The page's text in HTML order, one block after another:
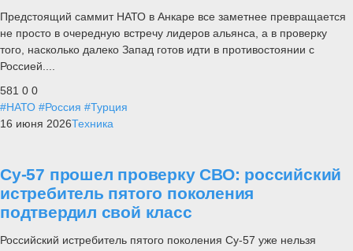
Предстоящий саммит НАТО в Анкаре все заметнее превращается
не просто в очередную встречу лидеров альянса, а в проверку
того, насколько далеко Запад готов идти в противостоянии с
Россией....
581 0 0
#НАТО #Россия #Турция
16 июня 2026Техника
Су-57 прошел проверку СВО: российский
истребитель пятого поколения
подтвердил свой класс
Российский истребитель пятого поколения Су-57 уже нельзя